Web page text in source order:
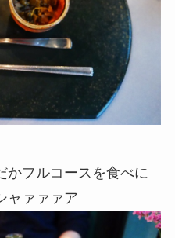
かフルコースを食べに
ャァァァア